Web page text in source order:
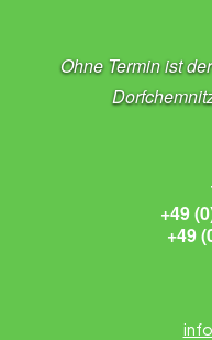
Ohne Termin ist
+49
+49